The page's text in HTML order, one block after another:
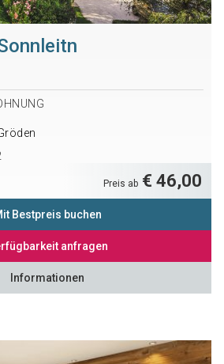
Preis ab € 46,00
Bestpreis buchen
anfragen
Informationen